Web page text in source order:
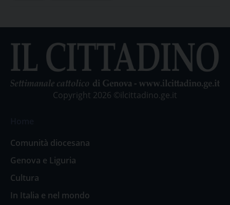
Copyright 2026 ©ilcittadino.ge.it
Comunità diocesana
Genova e Liguria
Cultura
In Italia e nel mondo